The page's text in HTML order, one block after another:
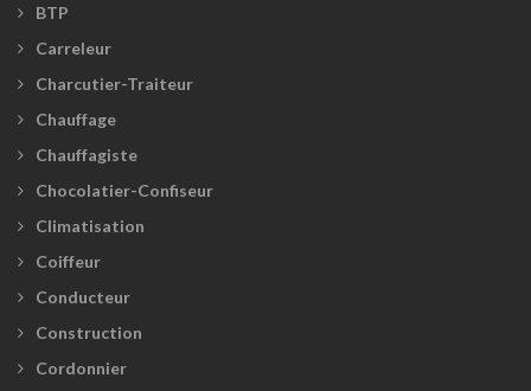
BTP
Carreleur
Charcutier-Traiteur
Chauffage
Chauffagiste
Chocolatier-Confiseur
Climatisation
Coiffeur
Conducteur
Construction
Cordonnier